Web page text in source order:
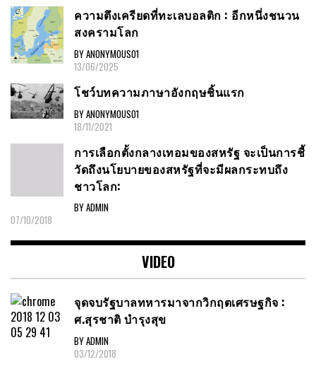
ความตึงเครียดที่ทะเลบอลติก : อีกหนึ่งชนวน
สงครามโลก
BY ANONYMOUS01
13/06/2025
โชว์บทความภาษาอังกฤษชิ้นแรก
BY ANONYMOUS01
18/11/2021
การเลือกตั้งกลางเทอมของสหรัฐ จะเป็นการชี้
วัดถึงนโยบายของสหรัฐที่จะมีผลกระทบถึง
ชาวโลก:
BY ADMIN
07/10/2018
VIDEO
จุดจบรัฐบาลทหารมาจากวิกฤตเศรษฐกิจ :
ศ.สุรชาติ บำรุงสุข
BY ADMIN
03/12/2018